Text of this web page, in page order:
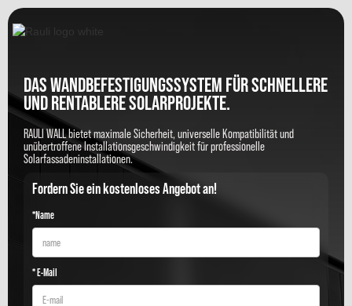
DAS WANDBEFESTIGUNGSSYSTEM FÜR SCHNELLERE
UND RENTABLERE SOLARPROJEKTE.
RAULI WALL bietet maximale Sicherheit, universelle Kompatibilität und
unübertroffene Installationsgeschwindigkeit für professionelle
Solarfassadeninstallationen.
Fordern Sie ein kostenloses Angebot an!
*Name
* E-Mail